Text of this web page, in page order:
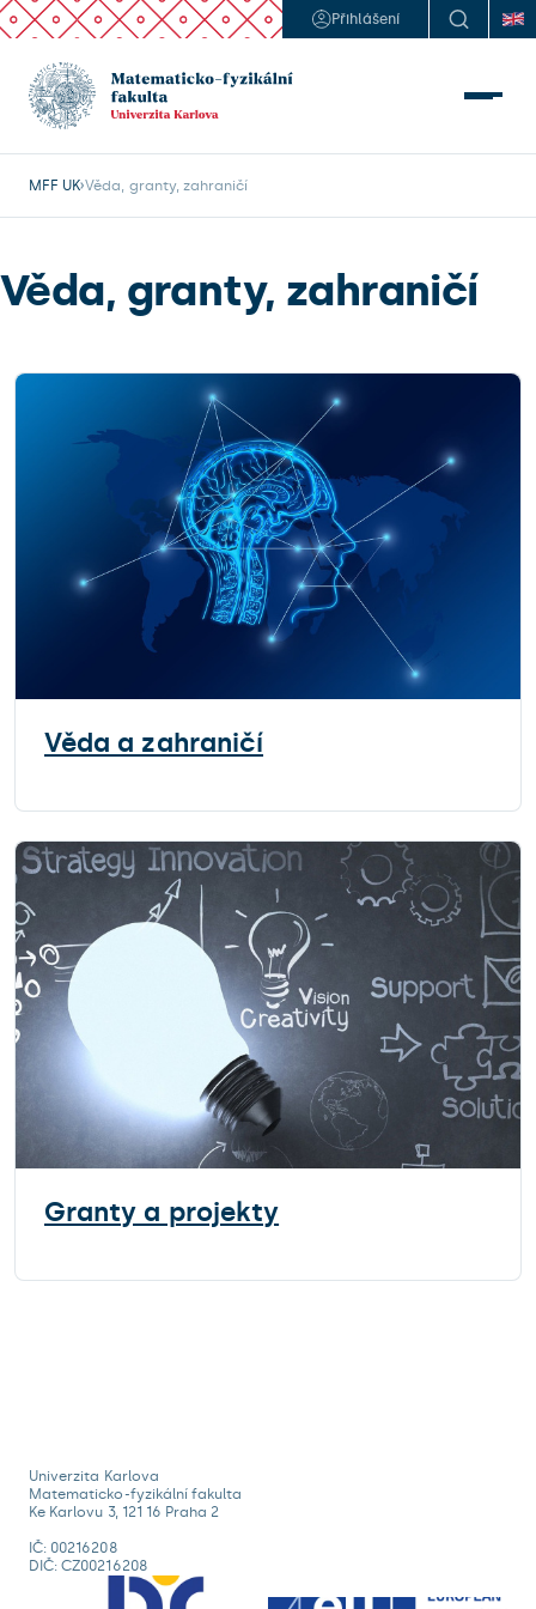
Přihlášení
MFF UK Věda, granty, zahraničí
Věda, granty, zahraničí
Věda a zahraničí
Granty a projekty
Univerzita Karlova
Matematicko-fyzikální fakulta
Ke Karlovu 3, 121 16 Praha 2
IČ: 00216208
DIČ: CZ00216208